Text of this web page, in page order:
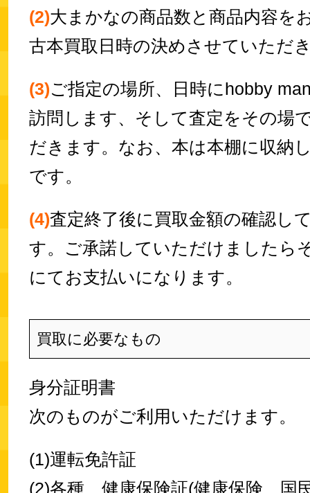
(2)大まかなの商品数と商品内容を
古本買取日時の決めさせていただ
(3)ご指定の場所、日時にhobby
訪問します、そして査定をその場
だきます。なお、本は本棚に収納
です。
(4)査定終了後に買取金額の確認し
す。ご承諾していただけましたら
にてお支払いになります。
買取に必要なもの
身分証明書
次のものがご利用いただけます。
(1)運転免許証
(2)各種 健康保険証(健康保険、国